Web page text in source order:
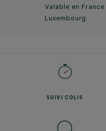
Valable en
Luxembourg.
SUIVICOLIS